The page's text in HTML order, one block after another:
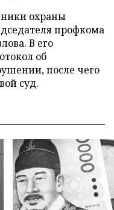
охраны
профкома
В его
об
после чего
суд.